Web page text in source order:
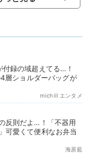
録の域超えてる…！
4層ショルダーバッグが
michill エンタメ
反則だよ…！「不器用
可愛くて便利なお弁当
海原藍